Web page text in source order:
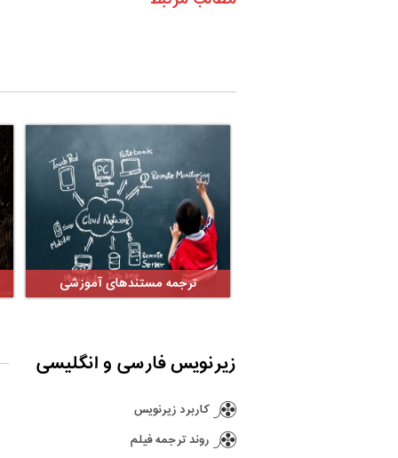
ترجمه مستندهای آموزشی
زیرنویس فارسی و انگلیسی
کاربرد زیرنویس
روند ترجمه فیلم